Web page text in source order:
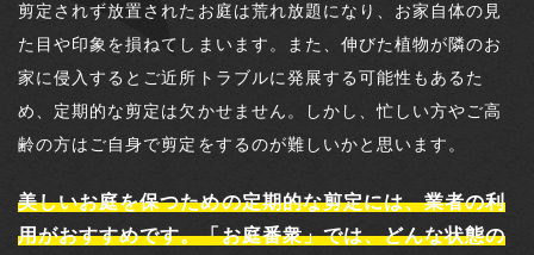
剪定されず放置されたお庭は荒れ放題になり、お家自体の見
た目や印象を損ねてしまいます。また、伸びた植物が隣のお
家に侵入するとご近所トラブルに発展する可能性もあるた
め、定期的な剪定は欠かせません。しかし、忙しい方やご高
齢の方はご自身で剪定をするのが難しいかと思います。
美しいお庭を保つための定期的な剪定には、業者の利
用がおすすめです。「お庭番衆」では、どんな状態の